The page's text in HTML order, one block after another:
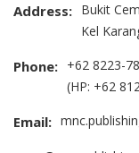
Address: Bukit
Kel
Phone: +62 8223-
(HP: +62
Email: